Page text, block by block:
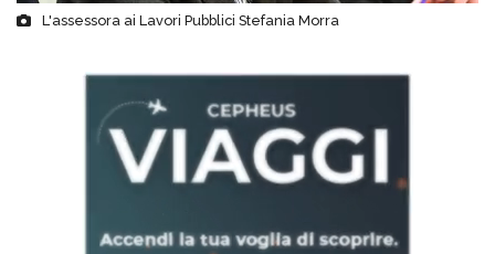
L'assessora ai Lavori Pubblici Stefania Morra